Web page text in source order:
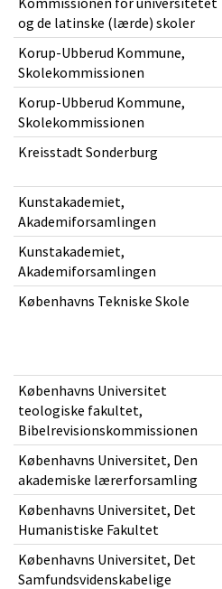
og de latinske (lærde) skoler
Korup-Ubberud Kommune,
Skolekommissionen
Korup-Ubberud Kommune,
Skolekommissionen
Kreisstadt Sonderburg
Kunstakademiet,
Akademiforsamlingen
Kunstakademiet,
Akademiforsamlingen
Københavns Tekniske Skole
Københavns Universitet
teologiske fakultet,
Bibelrevisionskommissionen
Københavns Universitet, Den
akademiske lærerforsamling
Københavns Universitet, Det
Humanistiske Fakultet
Københavns Universitet, Det
Samfundsvidenskabelige